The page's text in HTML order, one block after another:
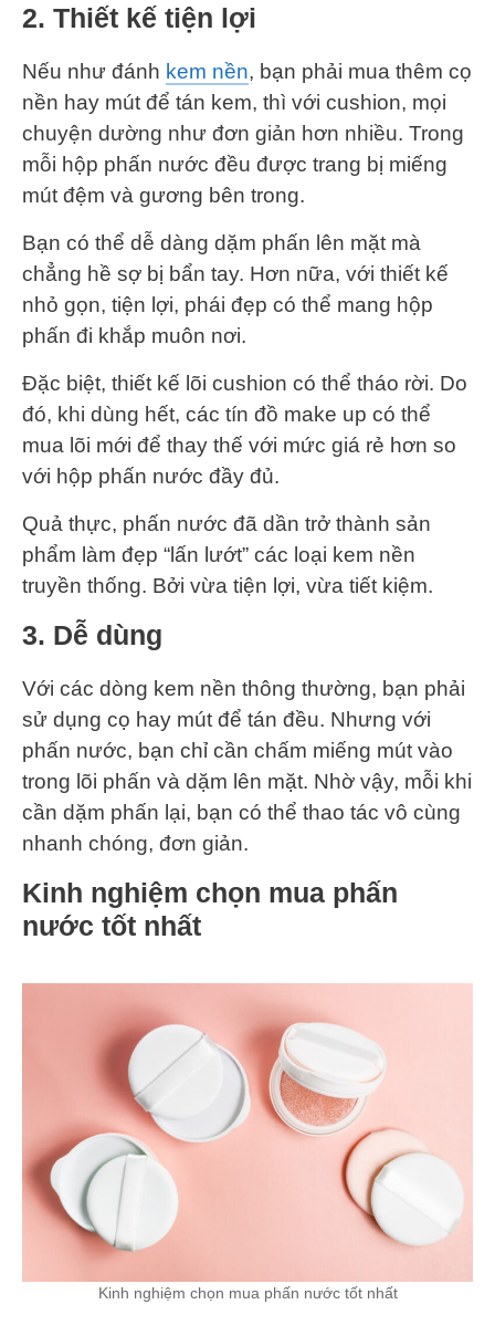
2. Thiết kế tiện lợi
Nếu như đánh kem nền, bạn phải mua thêm cọ
nền hay mút để tán kem, thì với cushion, mọi
chuyện dường như đơn giản hơn nhiều. Trong
mỗi hộp phấn nước đều được trang bị miếng
mút đệm và gương bên trong.
Bạn có thể dễ dàng dặm phấn lên mặt mà
chẳng hề sợ bị bẩn tay. Hơn nữa, với thiết kế
nhỏ gọn, tiện lợi, phái đẹp có thể mang hộp
phấn đi khắp muôn nơi.
Đặc biệt, thiết kế lõi cushion có thể tháo rời. Do
đó, khi dùng hết, các tín đồ make up có thể
mua lõi mới để thay thế với mức giá rẻ hơn so
với hộp phấn nước đầy đủ.
Quả thực, phấn nước đã dần trở thành sản
phẩm làm đẹp “lấn lướt” các loại kem nền
truyền thống. Bởi vừa tiện lợi, vừa tiết kiệm.
3. Dễ dùng
Với các dòng kem nền thông thường, bạn phải
sử dụng cọ hay mút để tán đều. Nhưng với
phấn nước, bạn chỉ cần chấm miếng mút vào
trong lõi phấn và dặm lên mặt. Nhờ vậy, mỗi khi
cần dặm phấn lại, bạn có thể thao tác vô cùng
nhanh chóng, đơn giản.
Kinh nghiệm chọn mua phấn
nước tốt nhất
Kinh nghiệm chọn mua phấn nước tốt nhất